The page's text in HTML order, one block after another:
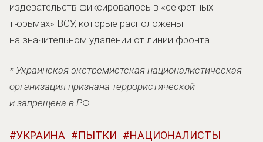
издевательств фиксировалось в «секретных
тюрьмах» ВСУ, которые расположены
на значительном удалении от линии фронта.
* Украинская экстремистская националистическая
организация признана террористической
и запрещена в РФ.
УКРАИНА ПЫТКИ
НАЦИОНАЛИСТЫ